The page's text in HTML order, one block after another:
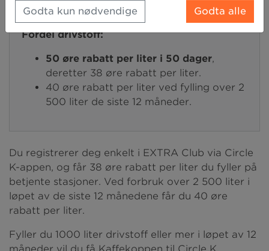
Fordel drivstoff:
50 øre rabatt per liter i 50 dager,
deretter 38 øre rabatt per liter.
40 øre rabatt per liter ved fylling over 2
500 liter de siste 12 måneder.
Du registrerer deg enkelt i EXTRA Club via Circle
K-appen, og får 38 øre rabatt per liter du fyller på
betjente stasjoner. Ved forbruk over 2 500 liter i
løpet av de siste 12 månedene får du 40 øre
rabatt per liter.
Fyller du 1000 liter drivstoff eller mer i løpet av 12
Godta kun nødvendige Godta alle